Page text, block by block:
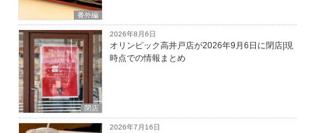
番外編
閉店
2026年8月6日
オリンピック高井戸店が2026年9月6日に閉店|現
時点での情報まとめ
2026年7月16日